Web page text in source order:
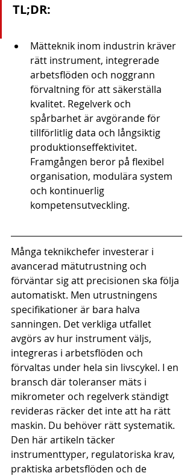
TL;DR:
Mätteknik inom industrin kräver
rätt instrument, integrerade
arbetsflöden och noggrann
förvaltning för att säkerställa
kvalitet. Regelverk och
spårbarhet är avgörande för
tillförlitlig data och långsiktig
produktionseffektivitet.
Framgången beror på flexibel
organisation, modulära system
och kontinuerlig
kompetensutveckling.
Många teknikchefer investerar i
avancerad mätutrustning och
förväntar sig att precisionen ska följa
automatiskt. Men utrustningens
specifikationer är bara halva
sanningen. Det verkliga utfallet
avgörs av hur instrument väljs,
integreras i arbetsflöden och
förvaltas under hela sin livscykel. I en
bransch där toleranser mäts i
mikrometer och regelverk ständigt
revideras räcker det inte att ha rätt
maskin. Du behöver rätt systematik.
Den här artikeln täcker
instrumenttyper, regulatoriska krav,
praktiska arbetsflöden och de